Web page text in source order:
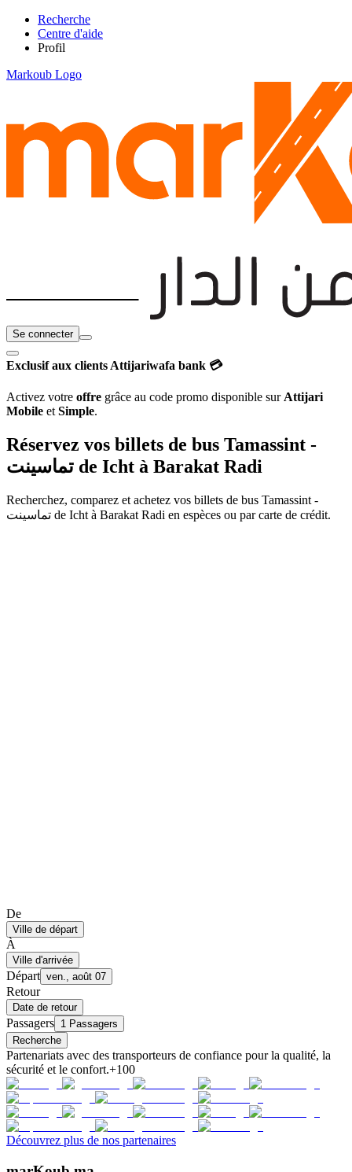
Recherche
Centre d'aide
Profil
Markoub Logo
Se connecter
Exclusif aux clients Attijariwafa bank 💳
Activez votre offre grâce au code promo disponible sur Attijari
Mobile et Simple.
Réservez vos billets de bus Tamassint -
تماسينت de Icht à Barakat Radi
Recherchez, comparez et achetez vos billets de bus Tamassint -
تماسينت de Icht à Barakat Radi en espèces ou par carte de crédit.
De
Ville de départ
À
Ville d'arrivée
Départ ven., août 07
Retour
Date de retour
Passagers 1 Passagers
Recherche
Partenariats avec des transporteurs de confiance pour la qualité, la
sécurité et le confort.+100
Découvrez plus de nos partenaires